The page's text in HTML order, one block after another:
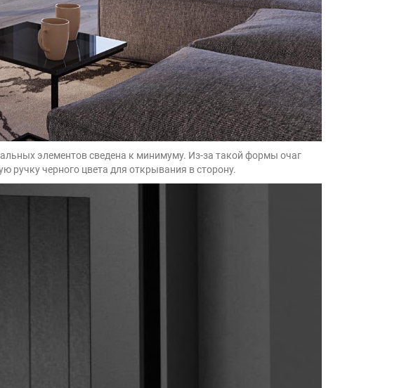
элементов сведена к минимуму. Из-за такой формы очаг
ручку черного цвета для открывания в сторону.